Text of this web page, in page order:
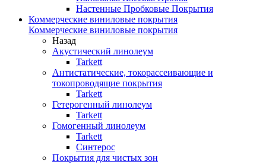
Настенные Пробковые Покрытия
Коммерческие виниловые покрытия
Коммерческие виниловые покрытия
Назад
Акустический линолеум
Tarkett
Антистатические, токорассеивающие и
токопроводящие покрытия
Tarkett
Гетерогенный линолеум
Tarkett
Гомогенный линолеум
Tarkett
Синтерос
Покрытия для чистых зон